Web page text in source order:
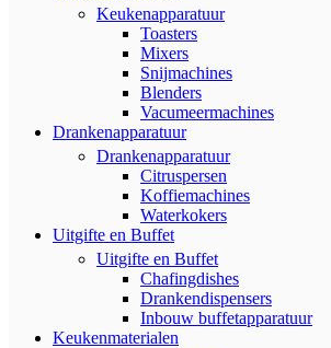
Keukenapparatuur
Toasters
Mixers
Snijmachines
Blenders
Vacumeermachines
Drankenapparatuur
Drankenapparatuur
Citruspersen
Koffiemachines
Waterkokers
Uitgifte en Buffet
Uitgifte en Buffet
Chafingdishes
Drankendispensers
Inbouw buffetapparatuur
Keukenmaterialen